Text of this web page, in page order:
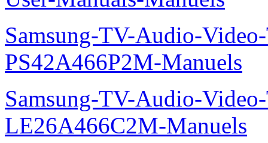
Samsung-TV-Audio-
PS42A466P2M-Manuels
Samsung-TV-Audio-
LE26A466C2M-Manuels